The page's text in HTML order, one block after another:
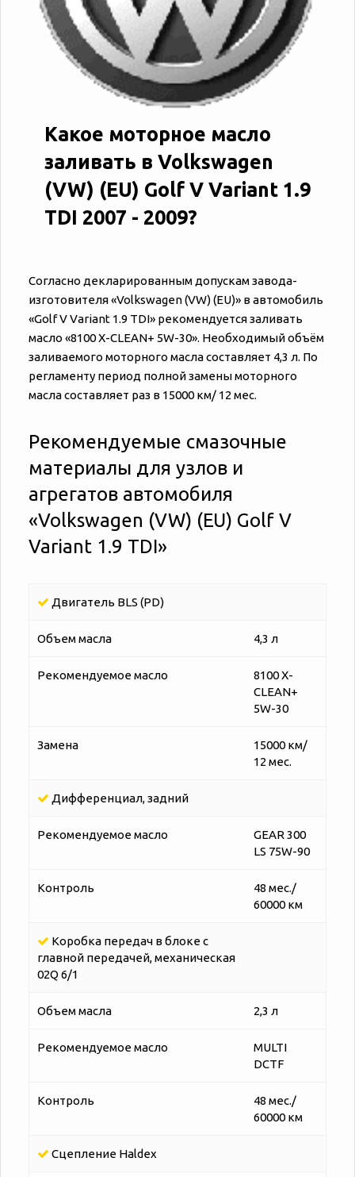
Какое моторное масло
заливать в Volkswagen
(VW) (EU) Golf V Variant 1.9
TDI 2007 - 2009?
Согласно декларированным допускам завода-
изготовителя «‎‎Volkswagen (VW) (EU)» в автомобиль
«‎‎Golf V Variant 1.9 TDI» рекомендуется заливать
масло «8100 X-CLEAN+ 5W-30». Необходимый объём
заливаемого моторного масла составляет 4,3 л. По
регламенту период полной замены моторного
масла составляет раз в 15000 км/ 12 мес.
Рекомендуемые смазочные
материалы для узлов и
агрегатов автомобиля
«‎‎Volkswagen (VW) (EU) Golf V
Variant 1.9 TDI»
Двигатель BLS (PD)
Объем масла 4,3 л
Рекомендуемое масло
8100 X-
CLEAN+
5W-30
Замена
15000 км/
12 мес.
Дифференциал, задний
Рекомендуемое масло
GEAR 300
LS 75W-90
Контроль
48 мес./
60000 км
Коробка передач в блоке с
главной передачей, механическая
02Q 6/1
Объем масла 2,3 л
Рекомендуемое масло
MULTI
DCTF
Контроль
48 мес./
60000 км
Сцепление Наldex